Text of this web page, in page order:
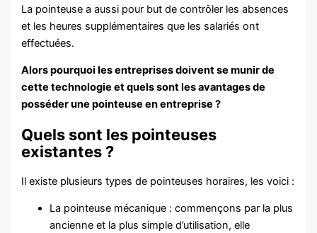
La pointeuse a aussi pour but de contrôler les absences
et les heures supplémentaires que les salariés ont
effectuées.
Alors pourquoi les entreprises doivent se munir de
cette technologie et quels sont les avantages de
posséder une pointeuse en entreprise ?
Quels sont les pointeuses
existantes ?
Il existe plusieurs types de pointeuses horaires, les voici :
La pointeuse mécanique : commençons par la plus
ancienne et la plus simple d’utilisation, elle